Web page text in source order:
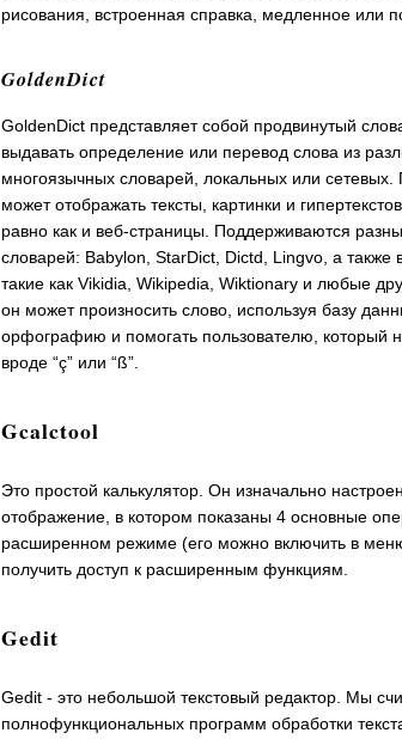
рисования, встроенная справка, медленное или
GoldenDict
GoldenDict представляет собой продвинутый
выдавать определение или перевод слова из
многоязычных словарей, локальных или
может отображать тексты, картинки и
равно как и веб-страницы. Поддерживаются
словарей: Babylon, StarDict, Dictd, Lingvo, а также
такие как Vikidia, Wikipedia, Wiktionary и любые
он может произносить слово, используя базу
орфографию и помогать пользователю, который
вроде “ç” или “ß”.
Gcalctool
Это простой калькулятор. Он изначально
отображение, в котором показаны 4 основные
расширенном режиме (его можно включить в
получить доступ к расширенным функциям.
Gedit
Gedit - это небольшой текстовый редактор. Мы
полнофункциональных программ обработки